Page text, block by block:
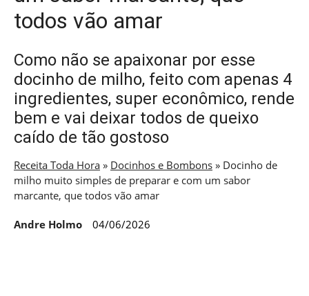
todos vão amar
Como não se apaixonar por esse
docinho de milho, feito com apenas 4
ingredientes, super econômico, rende
bem e vai deixar todos de queixo
caído de tão gostoso
Receita Toda Hora » Docinhos e Bombons » Docinho de
milho muito simples de preparar e com um sabor
marcante, que todos vão amar
Andre Holmo 04/06/2026